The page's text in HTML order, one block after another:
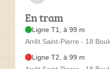
En tram
Ligne T1, à 99 m
Arrêt Saint-Pierre - 18
Ligne T2, à 99 m